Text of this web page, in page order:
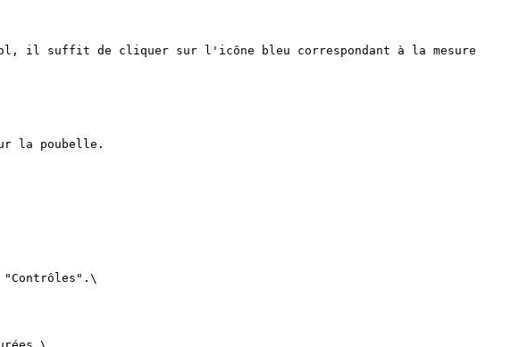
il suffit de cliquer sur l'icône bleu correspondant à la mesure
la poubelle.